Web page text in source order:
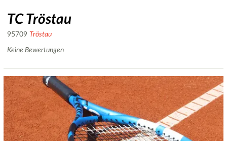
TC Tröstau
95709 Tröstau
Keine Bewertungen